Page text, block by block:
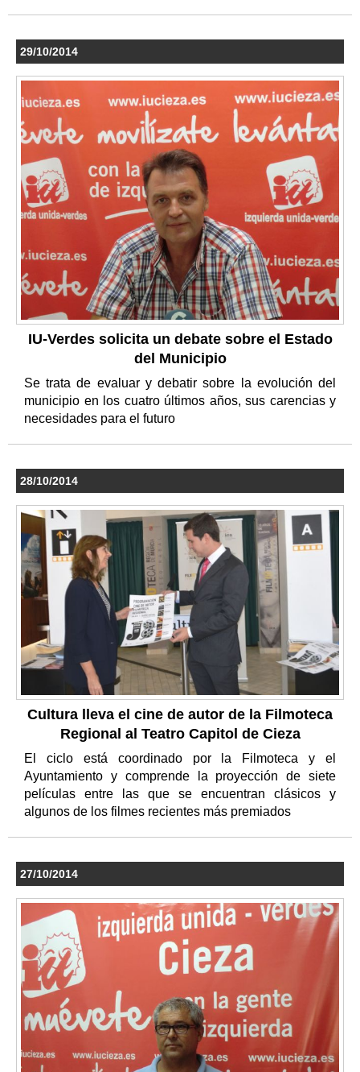
29/10/2014
IU-Verdes solicita un debate sobre el Estado
del Municipio
Se trata de evaluar y debatir sobre la evolución del
municipio en los cuatro últimos años, sus carencias y
necesidades para el futuro
28/10/2014
Cultura lleva el cine de autor de la Filmoteca
Regional al Teatro Capitol de Cieza
El ciclo está coordinado por la Filmoteca y el
Ayuntamiento y comprende la proyección de siete
películas entre las que se encuentran clásicos y
algunos de los filmes recientes más premiados
27/10/2014